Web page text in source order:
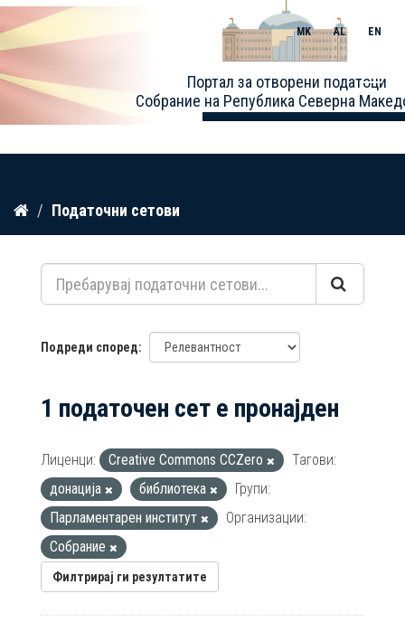
Прескокнете
содржина
Портал за отворени податоци
Собрание на Република Северна
MK AL EN
Toggle
Податочни сетови
Подреди според
1 податочен сет е пронајден
Лиценци: Creative Commons CCZero
Тагови:
донација
библиотека
Групи:
Парламентарен институт
Организации:
Собрание
Филтрирај ги резултатите